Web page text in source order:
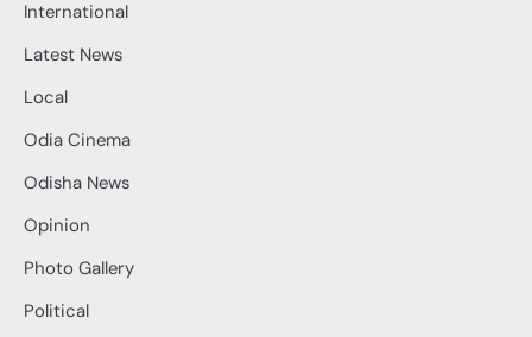
International
Latest News
Local
Odia Cinema
Odisha News
Opinion
Photo Gallery
Political